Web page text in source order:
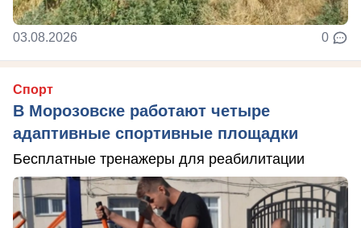
03.08.2026 0
Спорт
В Морозовске работают четыре
адаптивные спортивные площадки
Бесплатные тренажеры для реабилитации